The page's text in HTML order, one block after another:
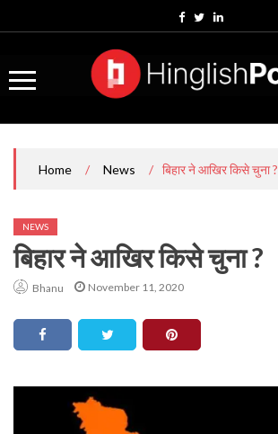
Home / News / बिहार ने आखिर किसे चुना ?
NEWS
बिहार ने आखिर किसे चुना ?
Bhanu November 11, 2020